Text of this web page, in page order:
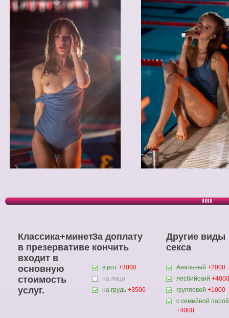
Классика+минет
в презервативе
входит в
основную
стоимость
услуг.
За доплату
кончить
в рот +3000
на лицо
на грудь +3500
Другие виды
секса
Анальный +2000
лесбийский +4000
групповой +1000
с семейной парой
+4000